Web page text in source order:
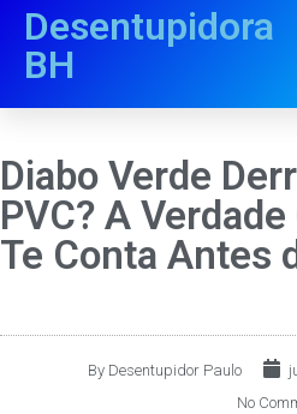
Desentupidora
BH
Diabo Verde
PVC? A
Te Conta Antes
By Desentupidor Paulo
No